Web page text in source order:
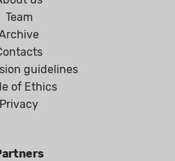
Team
guidelines
of Ethics
Privacy